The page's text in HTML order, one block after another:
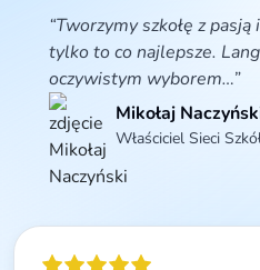
przetwarzane także w celu przesyłania
na podany adres email. Zgodą można
znajdujący się w stopce wiadomości email.
wpływu na legalność takich działań przed
temat przetwarzania danych osobowych
“Tworzymy szkołę z
tylko to co najlepsze.
oczywistym wyborem…”
Mikołaj
Właściciel Sieci